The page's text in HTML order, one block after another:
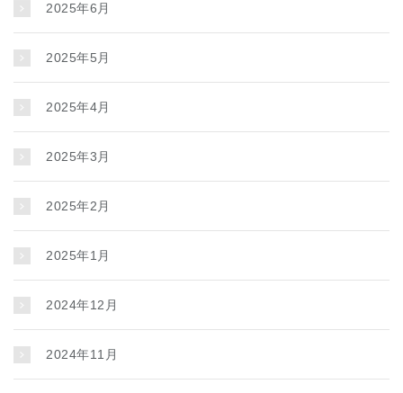
2025年6月
2025年5月
2025年4月
2025年3月
2025年2月
2025年1月
2024年12月
2024年11月